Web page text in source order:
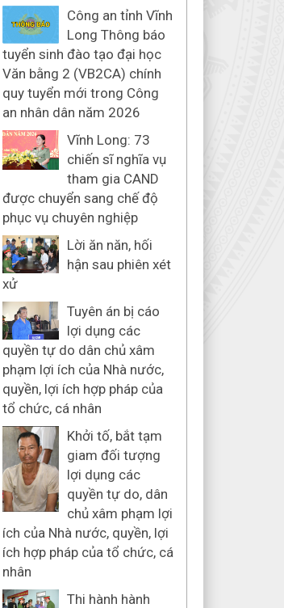
Công an tỉnh Vĩnh
Long Thông báo
tuyển sinh đào tạo đại học
Văn bằng 2 (VB2CA) chính
quy tuyển mới trong Công
an nhân dân năm 2026
Vĩnh Long: 73
chiến sĩ nghĩa vụ
tham gia CAND
được chuyển sang chế độ
phục vụ chuyên nghiệp
Lời ăn năn, hối
hận sau phiên xét
xử
Tuyên án bị cáo
lợi dụng các
quyền tự do dân chủ xâm
phạm lợi ích của Nhà nước,
quyền, lợi ích hợp pháp của
tổ chức, cá nhân
Khởi tố, bắt tạm
giam đối tượng
lợi dụng các
quyền tự do, dân
chủ xâm phạm lợi
ích của Nhà nước, quyền, lợi
ích hợp pháp của tổ chức, cá
nhân
Thi hành hành